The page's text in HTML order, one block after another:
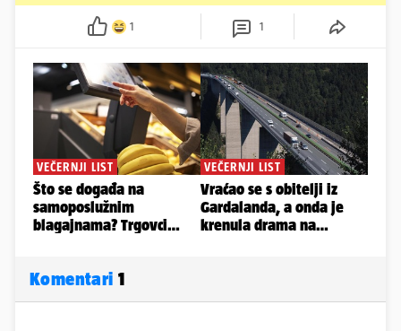
1 1
Komentari 1